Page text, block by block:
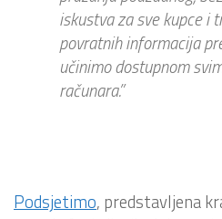
iskustva za sve kupce i
povratnih informacija
učinimo dostupnom
računara.”
Podsjetimo, predstavljena